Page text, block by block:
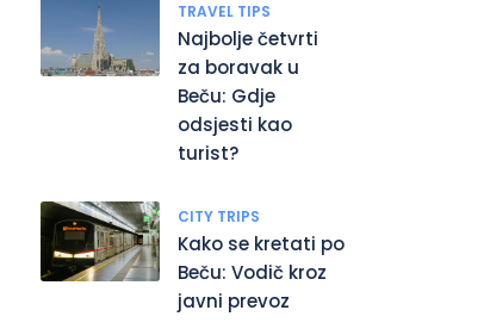
TRAVEL TIPS
Najbolje četvrti
za boravak u
Beču: Gdje
odsjesti kao
turist?
CITY TRIPS
Kako se kretati po
Beču: Vodič kroz
javni prevoz